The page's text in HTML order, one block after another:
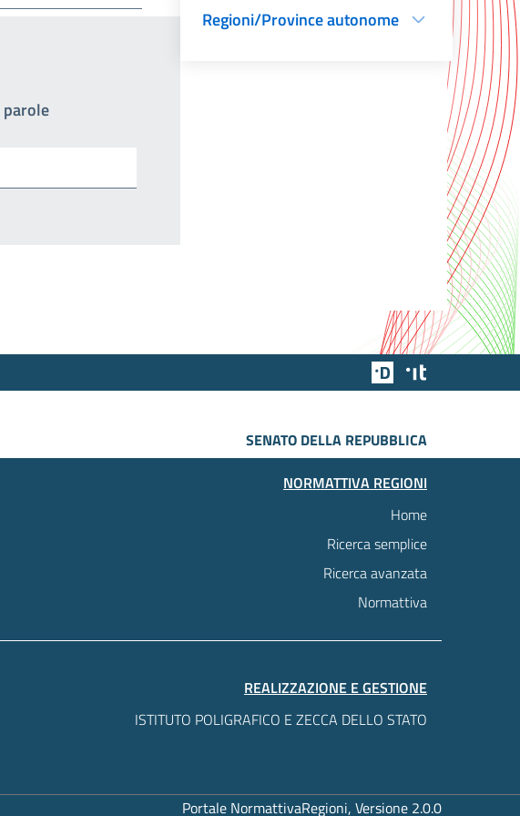
parole
Regioni/Province autonome
Team Digitale
SENATO DELLA REPUBBLICA
NORMATTIVA REGIONI
Home
Ricerca semplice
Ricerca avanzata
Normattiva
REALIZZAZIONE E GESTIONE
ISTITUTO POLIGRAFICO E ZECCA DELLO STATO
Portale NormattivaRegioni, Versione 2.0.0